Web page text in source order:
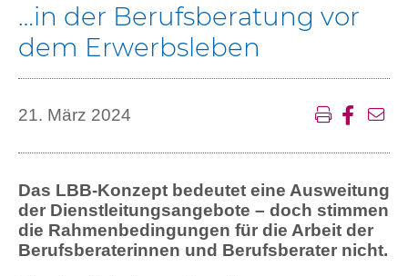
…in der Berufsberatung vor
dem Erwerbsleben
21. März 2024
Das LBB-Konzept bedeutet eine Ausweitung
der Dienstleitungsangebote – doch stimmen
die Rahmenbedingungen für die Arbeit der
Berufsberaterinnen und Berufsberater nicht.